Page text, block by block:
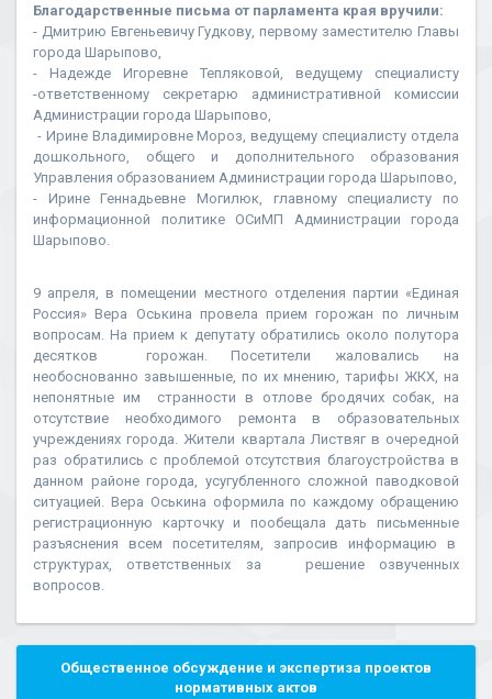
Благодарственные письма от парламента края вручили:
- Дмитрию Евгеньевичу Гудкову, первому заместителю Главы
города Шарыпово,
- Надежде Игоревне Тепляковой, ведущему специалисту
-ответственному секретарю административной комиссии
Администрации города Шарыпово,
- Ирине Владимировне Мороз, ведущему специалисту отдела
дошкольного, общего и дополнительного образования
Управления образованием Администрации города Шарыпово,
- Ирине Геннадьевне Могилюк, главному специалисту по
информационной политике ОСиМП Администрации города
Шарыпово.
9 апреля, в помещении местного отделения партии «Единая
Россия» Вера Оськина провела прием горожан по личным
вопросам. На прием к депутату обратились около полутора
десятков горожан. Посетители жаловались на
необоснованно завышенные, по их мнению, тарифы ЖКХ, на
непонятные им странности в отлове бродячих собак, на
отсутствие необходимого ремонта в образовательных
учреждениях города. Жители квартала Листвяг в очередной
раз обратились с проблемой отсутствия благоустройства в
данном районе города, усугубленного сложной паводковой
ситуацией. Вера Оськина оформила по каждому обращению
регистрационную карточку и пообещала дать письменные
разъяснения всем посетителям, запросив информацию в
структурах, ответственных за решение озвученных
вопросов.
Общественное обсуждение и экспертиза проектов
нормативных актов